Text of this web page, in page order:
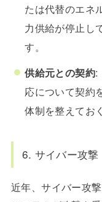
たは代替のエネ
力供給が停止し
す。
供給元との契約:
応について契約
体制を整えてお
6. サイバー攻撃
近年、サイバー攻